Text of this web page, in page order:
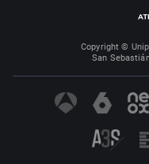
Copyright ©
San